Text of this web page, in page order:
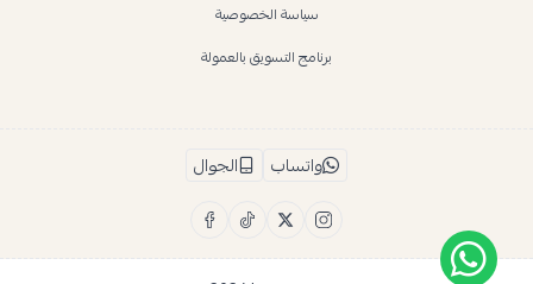
سياسة الخصوصية
برنامج التسويق بالعمولة
واتساب الجوال